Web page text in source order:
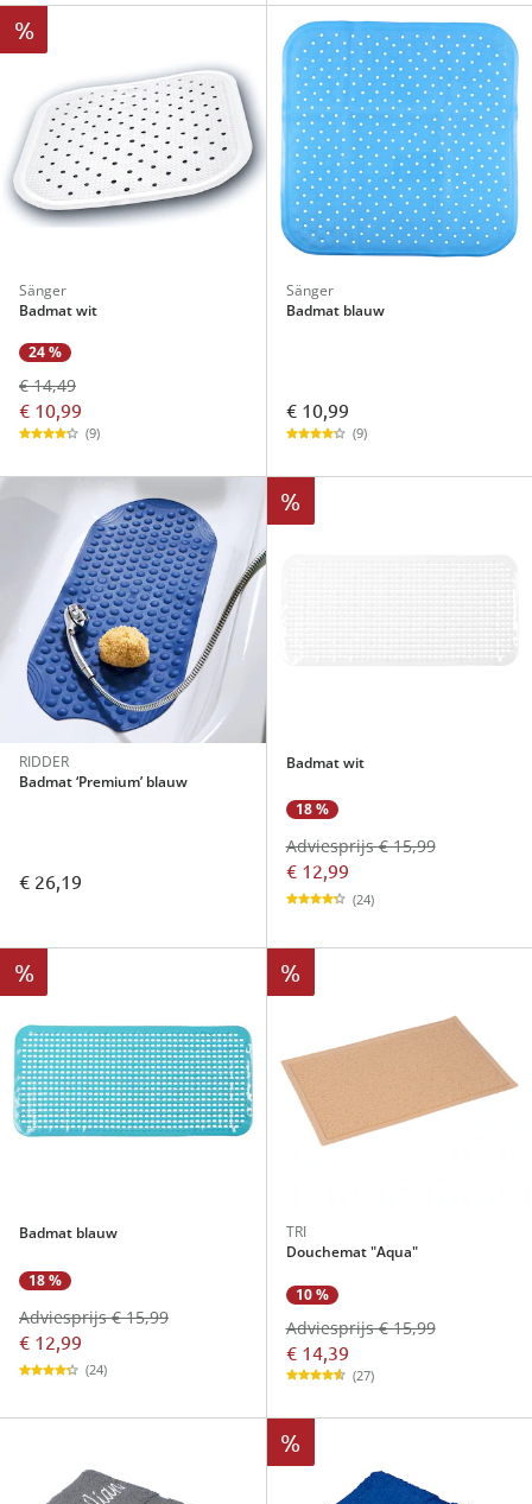
%
Sänger
Badmat wit
24 %
€ 14,49
€ 10,99
(9)
Sänger
Badmat blauw
€ 10,99
(9)
RIDDER
Badmat ‘Premium’ blauw
€ 26,19
%
Badmat wit
18 %
€ 12,99
Adviesprijs € 15,99
(24)
%
Badmat blauw
18 %
€ 12,99
Adviesprijs € 15,99
(24)
%
TRI
Douchemat "Aqua"
10 %
€ 14,39
Adviesprijs € 15,99
(27)
%